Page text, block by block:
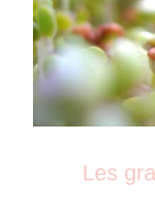
Les